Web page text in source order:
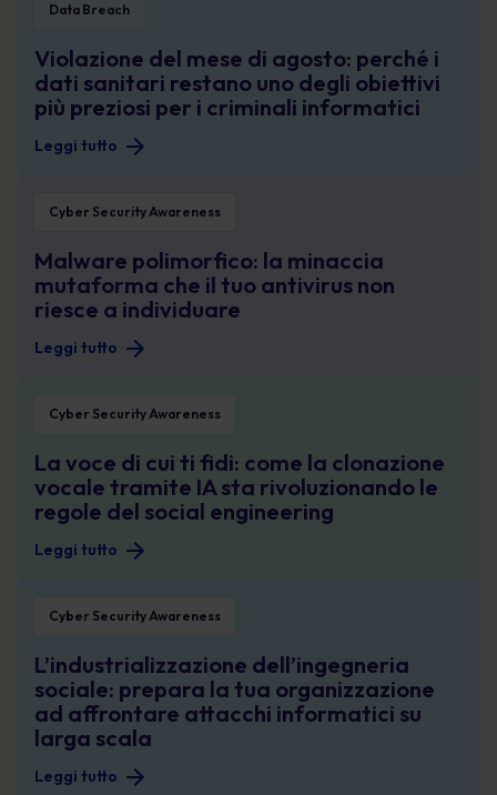
Data Breach
Violazione del mese di agosto: perché i
dati sanitari restano uno degli obiettivi
più preziosi per i criminali informatici
Leggi tutto
Cyber Security Awareness
Malware polimorfico: la minaccia
mutaforma che il tuo antivirus non
riesce a individuare
Leggi tutto
Cyber Security Awareness
La voce di cui ti fidi: come la clonazione
vocale tramite IA sta rivoluzionando le
regole del social engineering
Leggi tutto
Cyber Security Awareness
L’industrializzazione dell’ingegneria
sociale: prepara la tua organizzazione
ad affrontare attacchi informatici su
larga scala
Leggi tutto